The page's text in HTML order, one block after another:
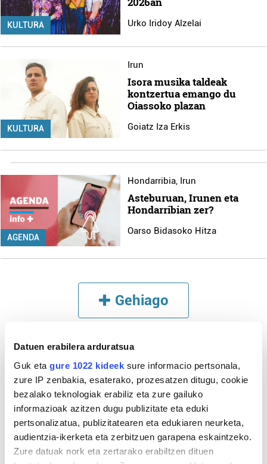
Datuen erabilera arduratsua
Guk eta gure 1022 kideek sure informacio pertsonala,
zure IP zenbakia, esaterako, prozesatzen ditugu, cookie
bezalako teknologiak erabiliz eta zure gailuko
informazioak azitzen dugu publizitate eta eduki
pertsonalizatua, publizitatearen eta edukiaren neurketa,
audientzia-ikerketa eta zerbitzuen garapena eskaintzeko.
Zure datuak nork eta zertarako erabiltzen dituen
KULTURA Urko Iridoy Alzelai
KULTURA
Irun
Isora musika taldeak
kontzertua emango du
Oiassoko plazan
Goiatz Iza Erkis
AGENDA
Hondarribia, Irun
Asteburuan, Irunen eta
Hondarribian zer?
Oarso Bidasoko Hitza
Gehiago